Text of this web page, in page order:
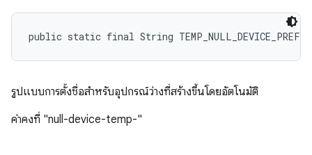
public static final String TEMP_NULL_DEVICE_PREFIX
รูปแบบการตั้งชื่อสำหรับอุปกรณ์ว่างที่สร้างขึ้นโดยอัตโนมัติ
ค่าคงที่ "null-device-temp-"